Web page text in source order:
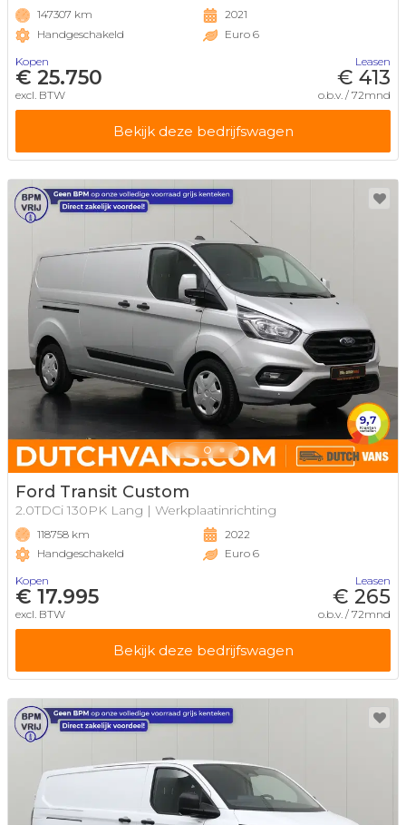
147307 km
Handgeschakeld
2021
Euro 6
Kopen
€ 25.750
excl. BTW
Leasen
€ 413
o.b.v. / 72mnd
Bekijk deze bedrijfswagen
Ford Transit Custom
2.0TDCi 130PK Lang | Werkplaatinrichting
118758 km
Handgeschakeld
2022
Euro 6
Kopen
€ 17.995
excl. BTW
Leasen
€ 265
o.b.v. / 72mnd
Bekijk deze bedrijfswagen